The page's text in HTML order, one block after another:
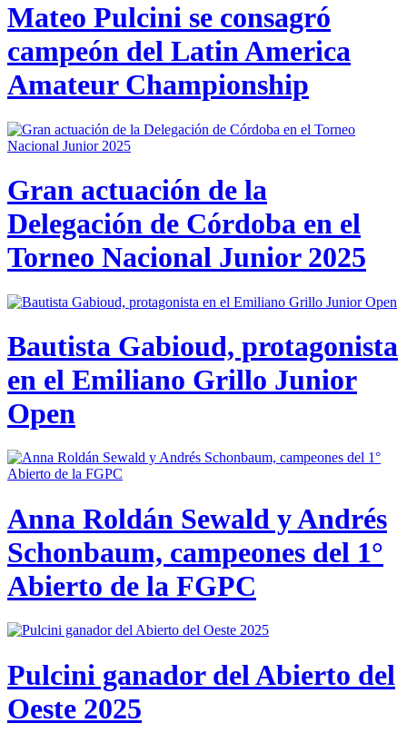
Mateo Pulcini se consagró
campeón del Latin America
Amateur Championship
Gran actuación de la
Delegación de Córdoba en el
Torneo Nacional Junior 2025
Bautista Gabioud, protagonista
en el Emiliano Grillo Junior
Open
Anna Roldán Sewald y Andrés
Schonbaum, campeones del 1°
Abierto de la FGPC
Pulcini ganador del Abierto del
Oeste 2025